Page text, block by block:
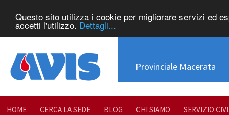
Questo sito utilizza i cookie per migliorare servizi ed
accetti l'utilizzo. Dettagli...
Provinciale Macerata
HOME CERCA LA SEDE BLOG CHI SIAMO SERVIZIO